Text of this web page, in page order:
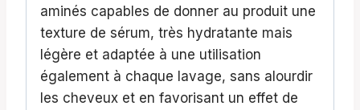
aminés capables de donner au produit une
texture de sérum, très hydratante mais
légère et adaptée à une utilisation
également à chaque lavage, sans alourdir
les cheveux et en favorisant un effet de